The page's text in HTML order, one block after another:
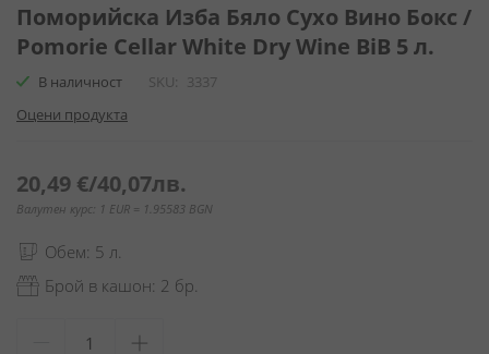
към
началото
на
галерия
снимки
Поморийска Изба Бяло Сухо Вино Бокс /
Pomorie Cellar White Dry Wine BiB 5 л.
В наличност SKU
3337
Оцени продукта
20,49 €/40,07лв.
Валутен курс: 1 EUR = 1.95583 BGN
Обем: 5 л.
Брой в кашон: 2 бр.